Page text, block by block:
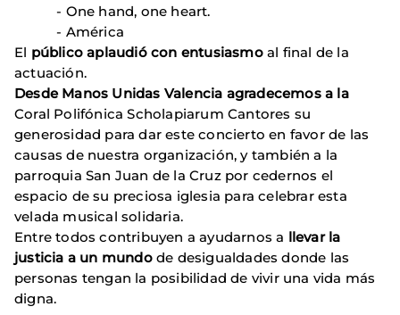
- One hand, one heart.
- América
El público aplaudió con entusiasmoal final de la
actuación.
Desde Manos Unidas Valencia agradecemos a la
Coral Polifónica Scholapiarum Cantores su
generosidad para dar este concierto en favor de las
causas de nuestra organización, y también a la
parroquia San Juan de la Cruz por cedernos el
espacio de su preciosa iglesia para celebrar esta
velada musical solidaria.
Entre todos contribuyen a ayudarnos a llevar la
justicia a un mundode desigualdades donde las
personas tengan la posibilidad de vivir una vida más
digna.